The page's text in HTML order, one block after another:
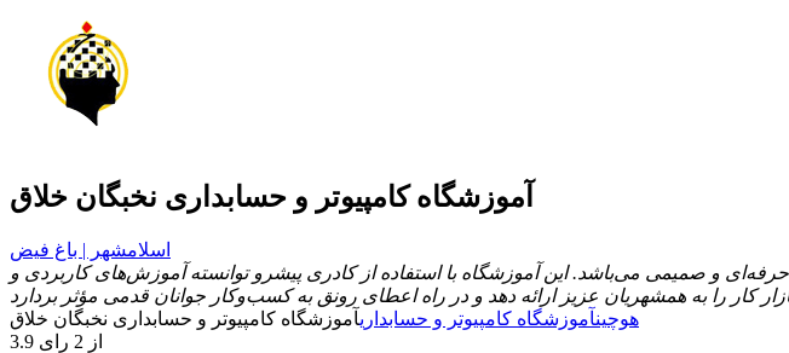
آموزشگاه کامپیوتر و حسابداری نخبگان خلاق
اسلامشهر | باغ فیض
و صمیمی می‌باشد. این آموزشگاه با استفاده از کادری پیشرو توانسته آموزش‌های کاربردی و
هوچینآموزشگاه کامپیوتر و حسابداریآموزشگاه کامپیوتر و حسابداری نخبگان خلاق
3.9 از 2 رای